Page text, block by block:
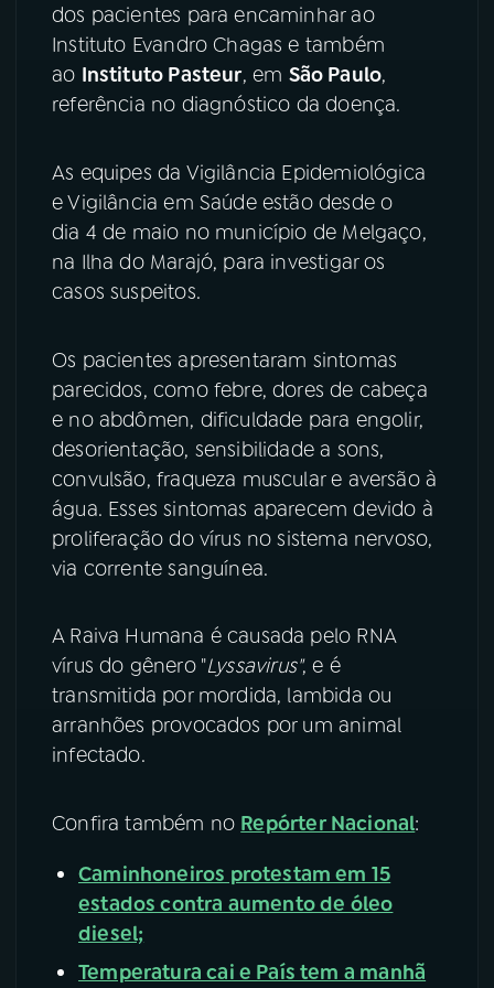
dos pacientes para encaminhar ao
Instituto Evandro Chagas e também
ao Instituto Pasteur, em São Paulo,
referência no diagnóstico da doença.
As equipes da Vigilância Epidemiológica
e Vigilância em Saúde estão desde o
dia 4 de maio no município de Melgaço,
na Ilha do Marajó, para investigar os
casos suspeitos.
Os pacientes apresentaram sintomas
parecidos, como febre, dores de cabeça
e no abdômen, dificuldade para engolir,
desorientação, sensibilidade a sons,
convulsão, fraqueza muscular e aversão à
água. Esses sintomas aparecem devido à
proliferação do vírus no sistema nervoso,
via corrente sanguínea.
A Raiva Humana é causada pelo RNA
vírus do gênero "Lyssavirus", e é
transmitida por mordida, lambida ou
arranhões provocados por um animal
infectado.
Confira também no Repórter Nacional:
Caminhoneiros protestam em 15
estados contra aumento de óleo
diesel;
Temperatura cai e País tem a manhã